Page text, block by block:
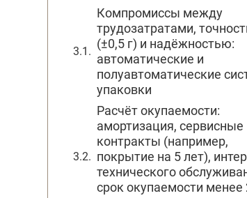
Компромиссы между
трудозатратами,
(±0,5 г) и надёжностью:
автоматические и
полуавтоматические
упаковки
Расчёт окупаемости:
амортизация, сервисные
контракты (например,
покрытие на 5 лет),
технического
срок окупаемости менее